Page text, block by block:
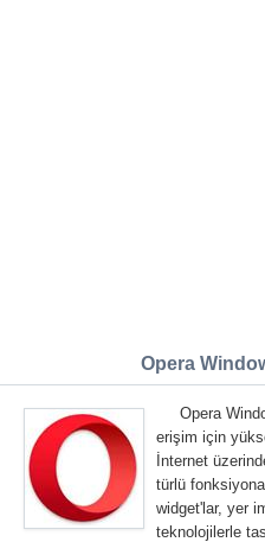
Opera
Opera
erişim için
İnternet
türlü
widget'lar, yer
teknolojilerle